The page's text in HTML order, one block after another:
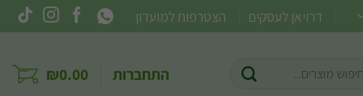
דרויאן לעסקים הצטרפות למועדון
התחברות ₪0.00